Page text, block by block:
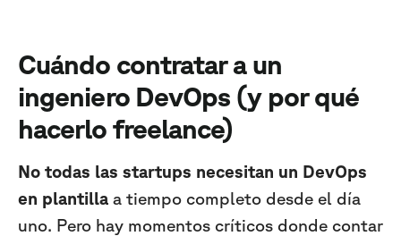
Cuándo contratar a un
ingeniero DevOps (y por qué
hacerlo freelance)
No todas las startups necesitan un DevOps
en plantilla a tiempo completo desde el día
uno. Pero hay momentos críticos donde contar